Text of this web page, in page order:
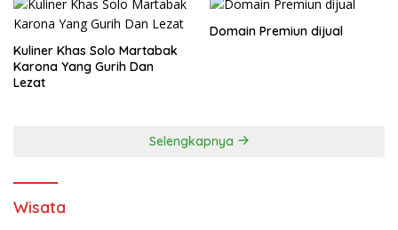
Kuliner Khas Solo Martabak
Karona Yang Gurih Dan
Lezat
Domain Premiun dijual
Selengkapnya
Wisata